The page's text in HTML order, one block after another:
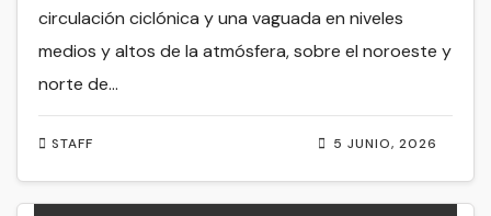
5 JUNIO, 2026
STAFF
circulación ciclónica y una vaguada en niveles
medios y altos de la atmósfera, sobre el noroeste y
norte de…